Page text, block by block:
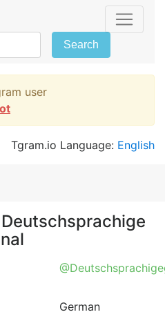
Search
user
Tgram.io Language: English
German